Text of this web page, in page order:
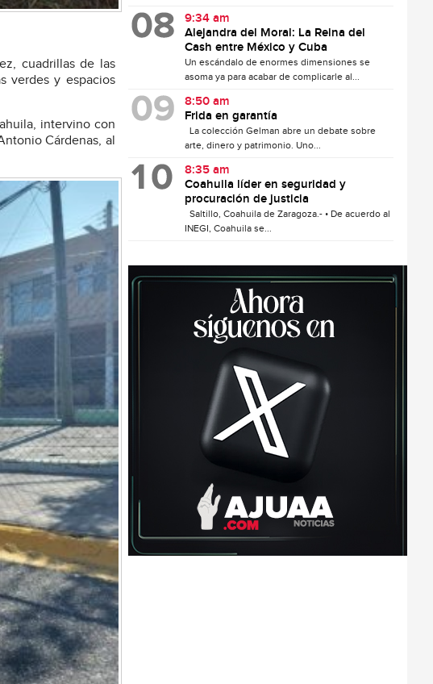
cuadrillas de las
verdes y espacios
intervino con
Cárdenas, al
9:34 am
Alejandra del Moral: La Reina del
Cash entre México y Cuba
Un escándalo de enormes dimensiones se
asoma ya para acabar de complicarle al...
8:50 am
Frida en garantía
La colección Gelman abre un debate sobre
arte, dinero y patrimonio. Uno...
8:35 am
Coahuila líder en seguridad y
procuración de justicia
Saltillo, Coahuila de Zaragoza.- • De acuerdo al
INEGI, Coahuila se...